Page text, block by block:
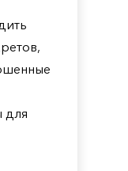
для